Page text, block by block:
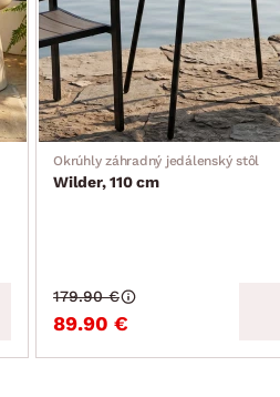
Okrúhly záhradný jedálenský stôl
Wilder, 110 cm
89.90 €
179.90 €